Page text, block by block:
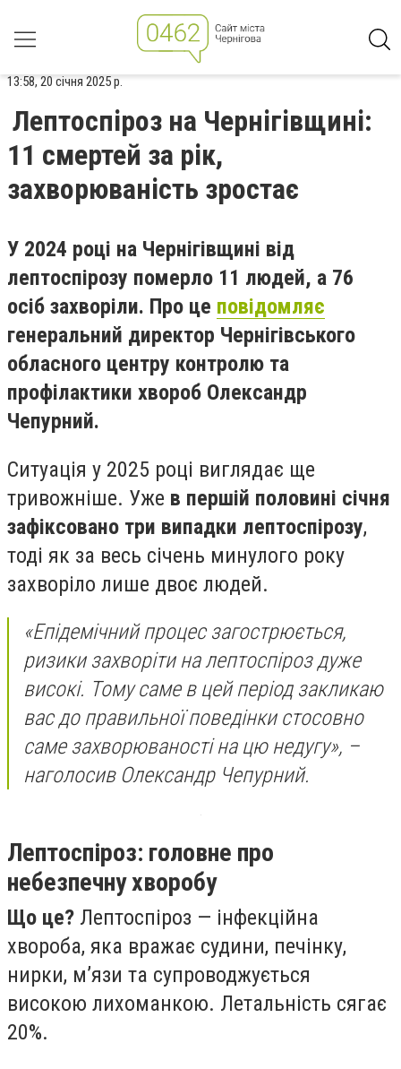
13:58, 20 січня 2025 р.
Лептоспіроз на Чернігівщині:
11 смертей за рік,
захворюваність зростає
У 2024 році на Чернігівщині від
лептоспірозу померло 11 людей, а 76
осіб захворіли. Про це повідомляє
генеральний директор Чернігівського
обласного центру контролю та
профілактики хвороб Олександр
Чепурний.
Ситуація у 2025 році виглядає ще
тривожніше. Уже в першій половині січня
зафіксовано три випадки лептоспірозу,
тоді як за весь січень минулого року
захворіло лише двоє людей.
«Епідемічний процес загострюється,
ризики захворіти на лептоспіроз дуже
високі. Тому саме в цей період закликаю
вас до правильної поведінки стосовно
саме захворюваності на цю недугу», –
наголосив Олександр Чепурний.
Лептоспіроз: головне про
небезпечну хворобу
Що це? Лептоспіроз — інфекційна
хвороба, яка вражає судини, печінку,
нирки, м’язи та супроводжується
високою лихоманкою. Летальність сягає
20%.